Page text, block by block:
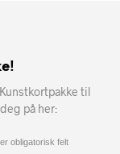
til
på her:
obligatorisk felt